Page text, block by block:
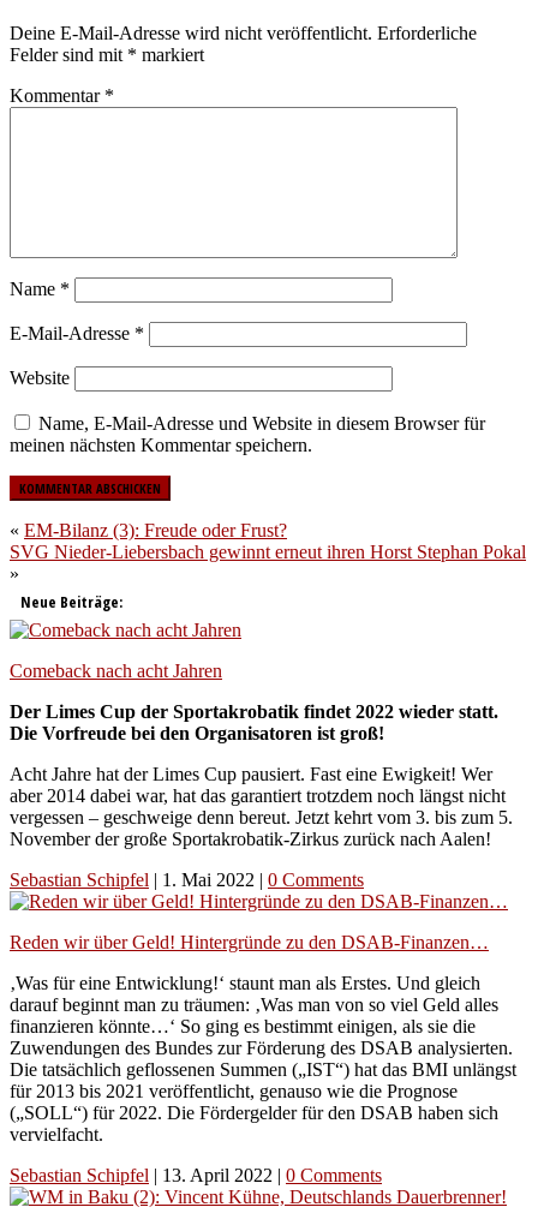
Deine E-Mail-Adresse wird nicht veröffentlicht. Erforderliche
Felder sind mit * markiert
Kommentar *
Name *
E-Mail-Adresse *
Website
Name, E-Mail-Adresse und Website in diesem Browser für
meinen nächsten Kommentar speichern.
« EM-Bilanz (3): Freude oder Frust?
SVG Nieder-Liebersbach gewinnt erneut ihren Horst Stephan Pokal
»
Neue Beiträge:
Comeback nach acht Jahren
Der Limes Cup der Sportakrobatik findet 2022 wieder statt.
Die Vorfreude bei den Organisatoren ist groß!
Acht Jahre hat der Limes Cup pausiert. Fast eine Ewigkeit! Wer
aber 2014 dabei war, hat das garantiert trotzdem noch längst nicht
vergessen – geschweige denn bereut. Jetzt kehrt vom 3. bis zum 5.
November der große Sportakrobatik-Zirkus zurück nach Aalen!
Sebastian Schipfel | 1. Mai 2022 | 0 Comments
Reden wir über Geld! Hintergründe zu den DSAB-Finanzen…
‚Was für eine Entwicklung!‘ staunt man als Erstes. Und gleich
darauf beginnt man zu träumen: ‚Was man von so viel Geld alles
finanzieren könnte…‘ So ging es bestimmt einigen, als sie die
Zuwendungen des Bundes zur Förderung des DSAB analysierten.
Die tatsächlich geflossenen Summen („IST“) hat das BMI unlängst
für 2013 bis 2021 veröffentlicht, genauso wie die Prognose
(„SOLL“) für 2022. Die Fördergelder für den DSAB haben sich
vervielfacht.
Sebastian Schipfel | 13. April 2022 | 0 Comments